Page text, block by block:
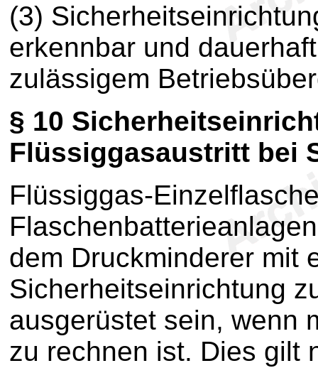
(3)
erkennbar und
zulässigem
§ 10
Flüssiggasaustritt bei
Flüssiggas-
dem Druckminderer mit
Sicherheitseinrichtung
ausgerüstet sein, wenn
zu rechnen ist. Dies gilt